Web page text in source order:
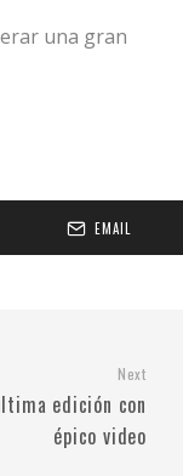
una gran
EMAIL
Next
edición con
épico video